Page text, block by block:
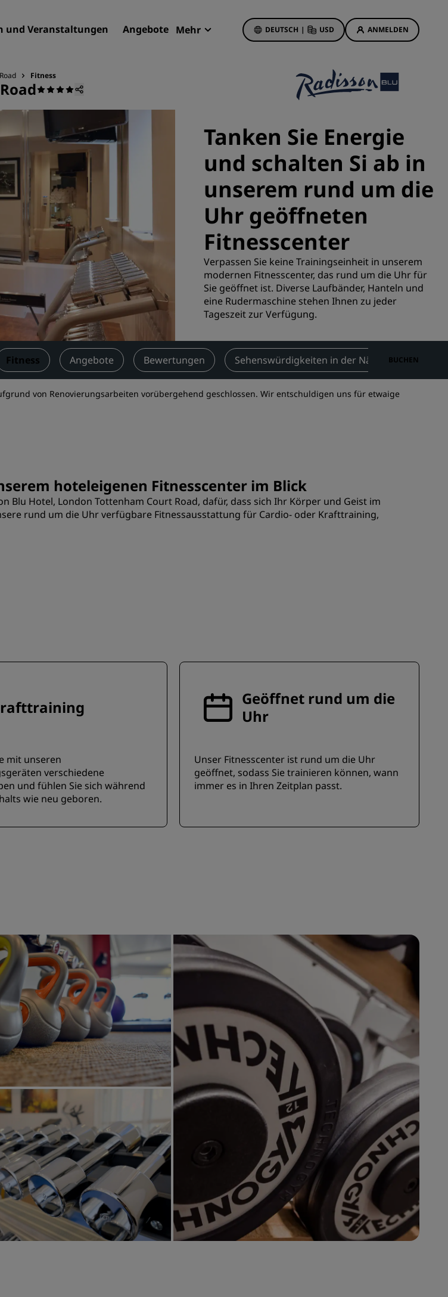
und Veranstaltungen Angebote Mehr DEUTSCH | USD ANMELDEN
Finden Sie Ihr Hotel
Resorts
Serviced Apartments
Flughafenhotels
Neue und geplante Hotels
Tagungen und
Veranstaltungen
Entdecken Sie Radisson Meetings
Einen Meetingraum buchen
Fordern Sie ein Angebot an
Veranstaltungsorte
Branchenlösungen
Flüge suchen
Flüge suchen
Digitale Services
Radisson Hotels App
Hotelangebote
Bonus für die erste Buchung
Deals of the Day
Im Voraus buchen
Unsere Angebote anzeigen
Reisevorschläge
Familienfreundliche Hotels
Rad Pets
Hochzeitslocations
Nachhaltige Aufenthalte
Aufenthalte für Sportteams
Geschäftsreisender
Hotels im Stadtzentrum
Besuchen Sie unseren Blog
So sammeln Sie Punkte
Bookers and Planners
Fitness
Tanken Sie Energie
und schalten Si ab in
unserem rund um die
Uhr geöffneten
Fitnesscenter
Verpassen Sie keine Trainingseinheit in unserem
modernen Fitnesscenter, das rund um die Uhr für
Sie geöffnet ist. Diverse Laufbänder, Hanteln und
eine Rudermaschine stehen Ihnen zu jeder
Tageszeit zur Verfügung.
Fitness Angebote Bewertungen Sehenswürdigkeiten in der Nähe Kontakt
BUCHEN
von Renovierungsarbeiten vorübergehend geschlossen. Wir entschuldigen uns für etwaige
hoteleigenen Fitnesscenter im Blick
Blu Hotel, London Tottenham Court Road, dafür, dass sich Ihr Körper und Geist im
rund um die Uhr verfügbare Fitnessausstattung für Cardio- oder Krafttraining,
mit unseren
verschiedene
und fühlen Sie sich während
wie neu geboren.
Geöffnet rund um die
Uhr
Unser Fitnesscenter ist rund um die Uhr
geöffnet, sodass Sie trainieren können, wann
immer es in Ihren Zeitplan passt.